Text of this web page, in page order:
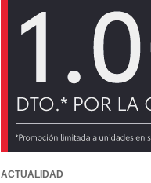
ACTUALIDAD